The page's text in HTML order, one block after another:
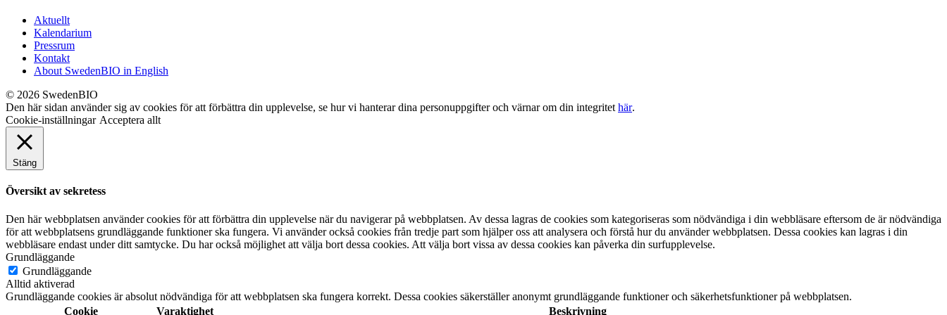
Aktuellt
Kalendarium
Pressrum
Kontakt
About SwedenBIO in English
© 2026 SwedenBIO
Den här sidan använder sig av cookies för att förbättra din upplevelse, se hur vi hanterar dina personuppgifter och värnar om din integritet här.
Cookie-inställningar Acceptera allt
Stäng
Översikt av sekretess
Den här webbplatsen använder cookies för att förbättra din upplevelse när du navigerar på webbplatsen. Av dessa lagras de cookies som kategoriseras som nödvändiga i din webbläsare eftersom de är nödvändiga
för att webbplatsens grundläggande funktioner ska fungera. Vi använder också cookies från tredje part som hjälper oss att analysera och förstå hur du använder webbplatsen. Dessa cookies kan lagras i din
webbläsare endast under ditt samtycke. Du har också möjlighet att välja bort dessa cookies. Att välja bort vissa av dessa cookies kan påverka din surfupplevelse.
Grundläggande
Grundläggande
Alltid aktiverad
Grundläggande cookies är absolut nödvändiga för att webbplatsen ska fungera korrekt. Dessa cookies säkerställer anonymt grundläggande funktioner och säkerhetsfunktioner på webbplatsen.
Cookie
Varaktighet Beskrivning